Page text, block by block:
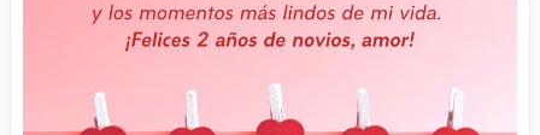
PAPA
HOMBRE